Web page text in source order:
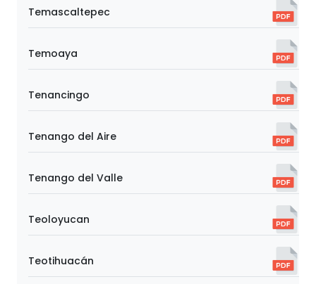
Temascaltepec
Temoaya
Tenancingo
Tenango del Aire
Tenango del Valle
Teoloyucan
Teotihuacán